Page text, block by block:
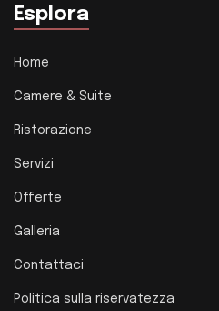
Esplora
Home
Camere & Suite
Ristorazione
Servizi
Offerte
Galleria
Contattaci
Politica sulla riservatezza